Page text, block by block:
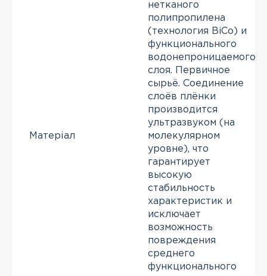
Матеріал
нетканого
полипропилена
(технология BiCo) и
функционального
водонепроницаемого
слоя. Первичное
сырьё. Соединение
слоёв плёнки
производится
ультразвуком (на
молекулярном
уровне), что
гарантирует
высокую
стабильность
характеристик и
исключает
возможность
повреждения
среднего
функционального